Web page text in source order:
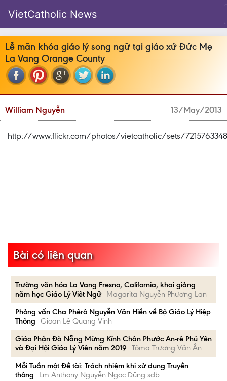
VietCatholic News
Lễ mãn khóa giáo lý song ngữ tại giáo xứ Đức Mẹ
La Vang Orange County
William Nguyễn 13/May/2013
http://www.flickr.com/photos/vietcatholic/sets/
Bài có liên quan
Trường văn hóa La Vang Fresno, California, khai giảng
năm học Giáo Lý Viêt Ngữ
Magarita Nguyễn Phương Lan
Phỏng vấn Cha Phêrô Nguyễn Văn Hiền về Bộ Giáo Lý Hiệp
Thông
Gioan Lê Quang Vinh
Giáo Phận Đà Nẵng Mừng Kính Chân Phước An-rê Phú Yên
và Đại Hội Giáo Lý Viên năm 2019
Tôma Trương Văn Ân
Mỗi Tuần một Đề tài: Trách nhiệm khi xử dụng Truyền
thông
Lm Anthony Nguyễn Ngọc Dũng sdb